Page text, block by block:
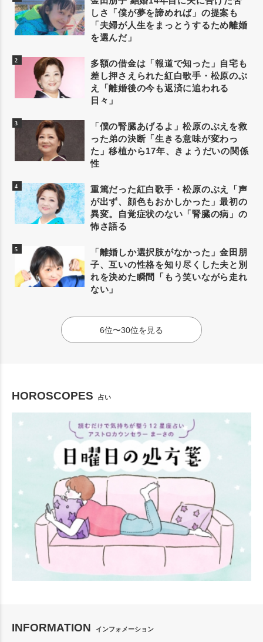
しさ「僕が夢を諦めれば」の提案も
「夫婦が人生をまっとうするため離婚
を選んだ」
多額の借金は「報道で知った」自宅も
差し押さえられた紅白歌手・松原のぶ
え「離婚後の今も返済に追われる
日々」
「僕の腎臓あげるよ」松原のぶえを救
った弟の決断「生きる意味が変わっ
た」移植から17年、きょうだいの関係
性
重篤だった紅白歌手・松原のぶえ「声
が出ず、顔色もおかしかった」最初の
異変。自覚症状のない「腎臓の病」の
怖さ語る
「離婚しか選択肢がなかった」金田朋
子、互いの性格を知り尽くした夫と別
れを決めた瞬間「もう笑いながら走れ
ない」
6位〜30位を見る
HOROSCOPES 占い
INFORMATION インフォメーション